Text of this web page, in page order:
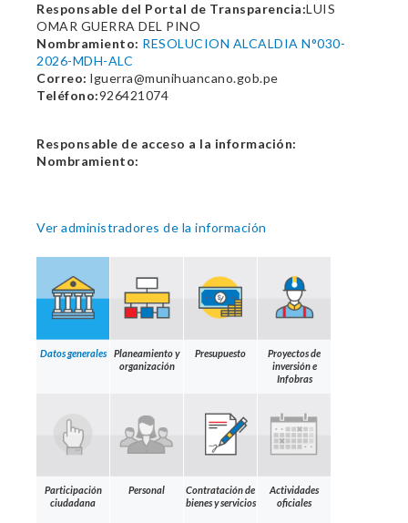
Responsable del Portal de Transparencia:LUIS
OMAR GUERRA DEL PINO
Nombramiento: RESOLUCION ALCALDIA N°030-
2026-MDH-ALC
Correo: lguerra@munihuancano.gob.pe
Teléfono:926421074
Responsable de acceso a la información:
Nombramiento:
Ver administradores de la información
Datos generales
Planeamiento y
organización
Presupuesto
Proyectos de
inversión e
Infobras
Participación
ciudadana
Personal
Contratación de
bienes y servicios
Actividades
oficiales